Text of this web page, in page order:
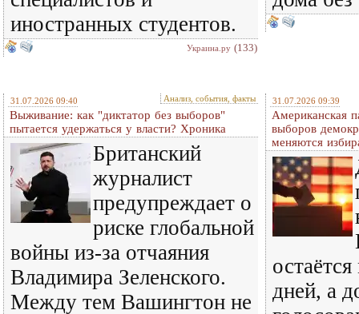
иностранных студентов.
Украина.ру (133)
31.07.2026 09:40 Анализ, события, факты
Выживание: как "диктатор без выборов"
пытается удержаться у власти? Хроника
Британский
журналист
предупреждает о
риске глобальной
войны из-за отчаяния
Владимира Зеленского.
Между тем Вашингтон не
31.07.2026 09:39
Американская
выборов
меняются
дней, а